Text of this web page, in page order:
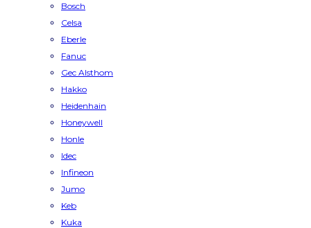
Bosch
Celsa
Eberle
Fanuc
Gec Alsthom
Hakko
Heidenhain
Honeywell
Honle
Idec
Infineon
Jumo
Keb
Kuka